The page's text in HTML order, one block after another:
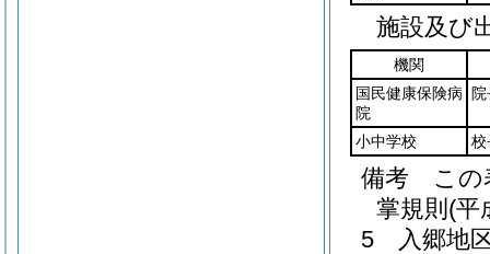
施設及び
機関
国民健康保険病
院
小中学校 校
備考 この
掌規則(平
5 入郷地